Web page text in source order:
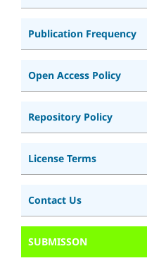
Publication Frequency
Open Access Policy
Repository Policy
License Terms
Contact Us
SUBMISSON